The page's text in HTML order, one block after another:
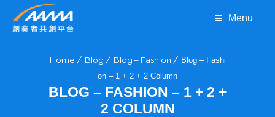
Menu
Home Blog Blog – Fashion
Blog – Fashi
on – 1 + 2 + 2 Column
BLOG – FASHION – 1 + 2 +
2 COLUMN